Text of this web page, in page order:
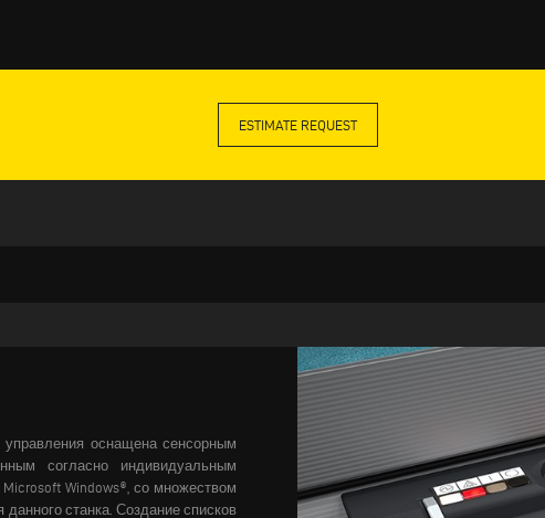
ESTIMATE REQUEST
управления оснащена сенсорным
согласно индивидуальным
Windows®, со множеством
станка. Создание списков